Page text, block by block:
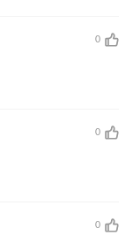
0
0
0